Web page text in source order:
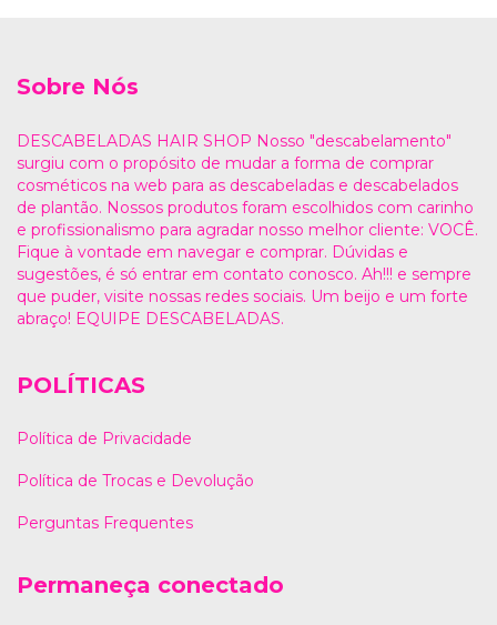
Sobre Nós
DESCABELADAS HAIR SHOP Nosso "descabelamento"
surgiu com o propósito de mudar a forma de comprar
cosméticos na web para as descabeladas e descabelados
de plantão. Nossos produtos foram escolhidos com carinho
e profissionalismo para agradar nosso melhor cliente: VOCÊ.
Fique à vontade em navegar e comprar. Dúvidas e
sugestões, é só entrar em contato conosco. Ah!!! e sempre
que puder, visite nossas redes sociais. Um beijo e um forte
abraço! EQUIPE DESCABELADAS.
POLÍTICAS
Política de Privacidade
Política de Trocas e Devolução
Perguntas Frequentes
Permaneça conectado